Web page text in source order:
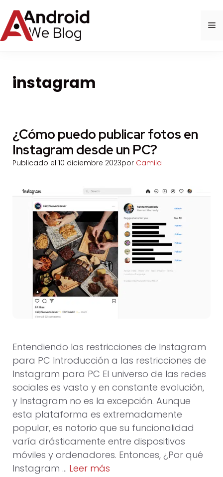
al
contenido
instagram
¿Cómo puedo publicar fotos en
Instagram desde un PC?
Publicado el 10 diciembre 2023por Camila
Entendiendo las restricciones de Instagram
para PC Introducción a las restricciones de
Instagram para PC El universo de las redes
sociales es vasto y en constante evolución,
y Instagram no es la excepción. Aunque
esta plataforma es extremadamente
popular, es notorio que su funcionalidad
varía drásticamente entre dispositivos
móviles y ordenadores. Entonces, ¿Por qué
Instagram … Leer más